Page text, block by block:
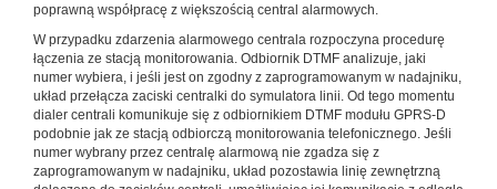
poprawną współpracę z większością central alarmowych.
W przypadku zdarzenia alarmowego centrala rozpoczyna procedurę
łączenia ze stacją monitorowania. Odbiornik DTMF analizuje, jaki
numer wybiera, i jeśli jest on zgodny z zaprogramowanym w nadajniku,
układ przełącza zaciski centralki do symulatora linii. Od tego momentu
dialer centrali komunikuje się z odbiornikiem DTMF modułu GPRS-D
podobnie jak ze stacją odbiorczą monitorowania telefonicznego. Jeśli
numer wybrany przez centralę alarmową nie zgadza się z
zaprogramowanym w nadajniku, układ pozostawia linię zewnętrzną